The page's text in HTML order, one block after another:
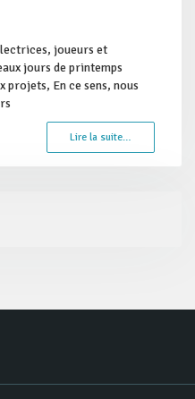
joueurs et
jours de printemps
projets, En ce sens, nous
Lire la suite…